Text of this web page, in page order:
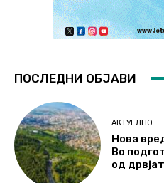
ПОСЛЕДНИ ОБЈАВИ
АКТУЕЛНО
Нова
Во
од